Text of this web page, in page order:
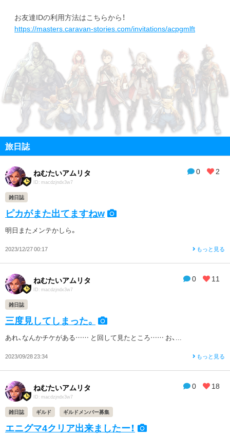
お友達IDの利用方法はこちらから！
https://masters.caravan-stories.com/invitations/acpgmlft
旅日誌
0 2
ねむたいアムリタ
ID: macdzjndx3w7
雑日誌
ピカがまた出てますねw
明日またメンテかしら。
2023/12/27 00:17 もっと見る
0 11
ねむたいアムリタ
ID: macdzjndx3w7
雑日誌
三度見してしまった。
あれ、なんかチケがある…… と回して見たところ…… お、...
2023/09/28 23:34 もっと見る
0 18
ねむたいアムリタ
ID: macdzjndx3w7
雑日誌 ギルド ギルドメンバー募集
エニグマ4クリア出来ましたー！